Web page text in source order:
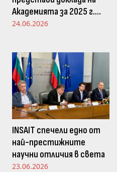
Академията за 2025 г.
пред Просветната
24.06.2026
INSAIT спечели едно от
най-престижните
научни отличия в света
23.06.2026